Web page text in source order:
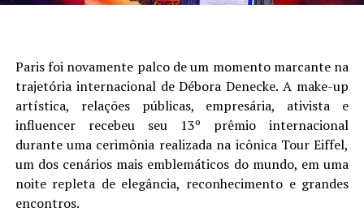
Paris foi novamente palco de um momento marcante na
trajetória internacional de Débora Denecke. A make-up
artística, relações públicas, empresária, ativista e
influencer recebeu seu 13º prêmio internacional
durante uma cerimônia realizada na icônica Tour Eiffel,
um dos cenários mais emblemáticos do mundo, em uma
noite repleta de elegância, reconhecimento e grandes
encontros.